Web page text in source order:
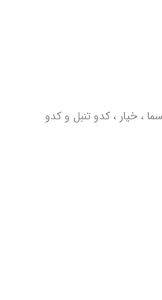
، خیار ، کدو تنبل و کدو